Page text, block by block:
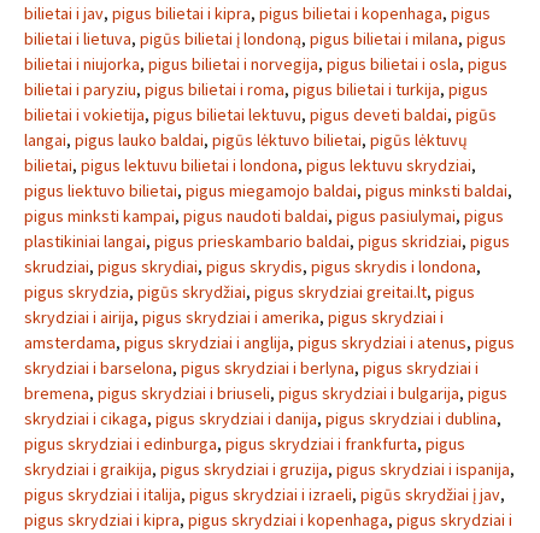
bilietai i jav, pigus bilietai i kipra, pigus bilietai i kopenhaga, pigus
bilietai i lietuva, pigūs bilietai į londoną, pigus bilietai i milana, pigus
bilietai i niujorka, pigus bilietai i norvegija, pigus bilietai i osla, pigus
bilietai i paryziu, pigus bilietai i roma, pigus bilietai i turkija, pigus
bilietai i vokietija, pigus bilietai lektuvu, pigus deveti baldai, pigūs
langai, pigus lauko baldai, pigūs lėktuvo bilietai, pigūs lėktuvų
bilietai, pigus lektuvu bilietai i londona, pigus lektuvu skrydziai,
pigus liektuvo bilietai, pigus miegamojo baldai, pigus minksti baldai,
pigus minksti kampai, pigus naudoti baldai, pigus pasiulymai, pigus
plastikiniai langai, pigus prieskambario baldai, pigus skridziai, pigus
skrudziai, pigus skrydiai, pigus skrydis, pigus skrydis i londona,
pigus skrydzia, pigūs skrydžiai, pigus skrydziai greitai.lt, pigus
skrydziai i airija, pigus skrydziai i amerika, pigus skrydziai i
amsterdama, pigus skrydziai i anglija, pigus skrydziai i atenus, pigus
skrydziai i barselona, pigus skrydziai i berlyna, pigus skrydziai i
bremena, pigus skrydziai i briuseli, pigus skrydziai i bulgarija, pigus
skrydziai i cikaga, pigus skrydziai i danija, pigus skrydziai i dublina,
pigus skrydziai i edinburga, pigus skrydziai i frankfurta, pigus
skrydziai i graikija, pigus skrydziai i gruzija, pigus skrydziai i ispanija,
pigus skrydziai i italija, pigus skrydziai i izraeli, pigūs skrydžiai į jav,
pigus skrydziai i kipra, pigus skrydziai i kopenhaga, pigus skrydziai i